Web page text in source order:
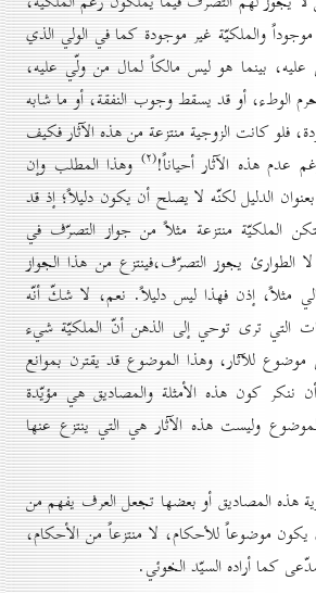
والملكيّة غير موجودة كما في الولي الذي
بينما هو ليس مالكاً لمال من ولّي عليه،
الوطء، أو قد يسقط وجوب النفقة، أو ما شابه
فلو كانت الزوجية منتزعة من هذه الآثار فكيف
عدم هذه الآثار أحياناً!(۲)
وهذا المطلب وإن
الدليل لكنّه لا يصلح أن يكون دليلاً؛ إذ قد
الملكيّة منتزعة مثلاً من جواز التصرّف في
لا الطوارئ يجوز التصرّف،فينتزع من هذا الجواز
مثلاً، إذن فهذا ليس دليلاً. نعم، لا شكّ أنّه
التي ترى توحي إلى الذهن أنّ الملكيّة شيء
للآثار، وهذا الموضوع قد يقترن بموانع
ننكر كون هذه الأمثلة والمصاديق هي مؤيّدة
وليست هذه الآثار هي التي ينتزع عنها
هذه المصاديق أو بعضها تجعل العرف يفهم من
يكون موضوعاً للأحكام، لا منتزعاً من الأحكام،
كما أراده السيّد الخوئي.